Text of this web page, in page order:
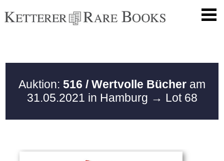
Auktion: 516 / Wertvolle Bücher am
31.05.2021 in Hamburg → Lot 68